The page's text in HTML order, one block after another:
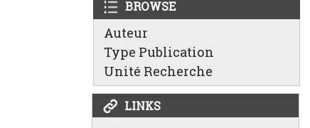
BROWSE
Auteur
Type Publication
Unité Recherche
LINKS